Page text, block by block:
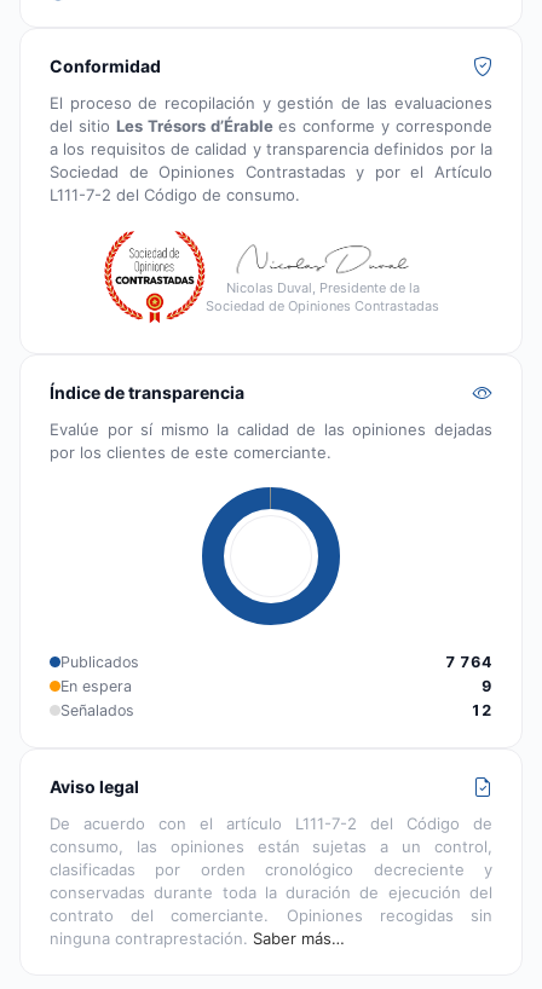
Conformidad
El proceso de recopilación y gestión de las evaluaciones
del sitio Les Trésors d’Érablees conforme y corresponde
a los requisitos de calidad y transparencia definidos por la
Sociedad de Opiniones Contrastadas y por el Artículo
L111-7-2 del Código de consumo.
Nicolas Duval, Presidente de la
Sociedad de Opiniones Contrastadas
Índice de transparencia
Evalúe por sí mismo la calidad de las opiniones dejadas
por los clientes de este comerciante.
Publicados
7 764
En espera
9
Señalados
12
Aviso legal
De acuerdo con el artículo L111-7-2 del Código de
consumo, las opiniones están sujetas a un control,
clasificadas por orden cronológico decreciente y
conservadas durante toda la duración de ejecución del
contrato del comerciante. Opiniones recogidas sin
ninguna contraprestación. Saber más…